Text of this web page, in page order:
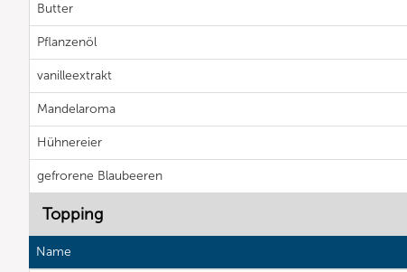
Butter
Pflanzenöl
vanilleextrakt
Mandelaroma
Hühnereier
gefrorene Blaubeeren
Topping
Name